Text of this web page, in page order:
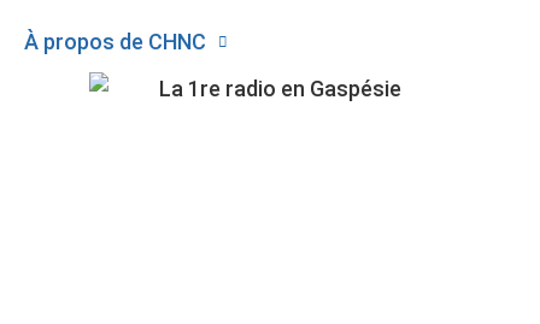
À propos de CHNC